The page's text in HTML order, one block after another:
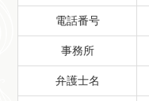
電話番号
事務所
弁護士名